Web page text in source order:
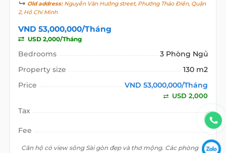
Old address:Nguyễn Văn Hưởng street, Phường Thảo Điền, Quận
2, Hồ Chí Minh
VND 53,000,000/Tháng
USD 2,000/Tháng
Bedrooms
3 Phòng Ngủ
Property size
130 m2
Price
VND 53,000,000/Tháng
USD 2,000
Tax
Fee
Căn hộ có view sông Sài gòn đẹp và thơ mộng. Các phòng